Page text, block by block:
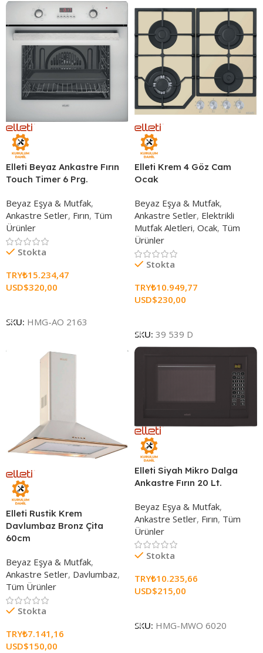
Elleti Beyaz Ankastre Fırın
Touch Timer 6 Prg.
Beyaz Eşya & Mutfak,
Ankastre Setler, Fırın, Tüm
Ürünler
Stokta
TRY₺15.234,47
USD$320,00
SKU: HMG-AO 2163
Elleti Krem 4 Göz Cam
Ocak
Beyaz Eşya & Mutfak,
Ankastre Setler, Elektrikli
Mutfak Aletleri, Ocak, Tüm
Ürünler
Stokta
TRY₺10.949,77
USD$230,00
SKU: 39 539 D
Elleti Rustik Krem
Davlumbaz Bronz Çita
60cm
Beyaz Eşya & Mutfak,
Ankastre Setler, Davlumbaz,
Tüm Ürünler
Stokta
TRY₺7.141,16
USD$150,00
Elleti Siyah Mikro Dalga
Ankastre Fırın 20 Lt.
Beyaz Eşya & Mutfak,
Ankastre Setler, Fırın, Tüm
Ürünler
Stokta
TRY₺10.235,66
USD$215,00
SKU: HMG-MWO 6020